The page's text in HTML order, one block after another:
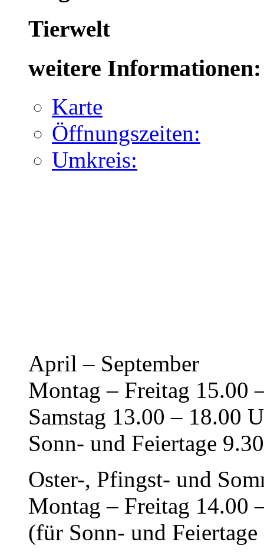
Tierwelt
weitere Informationen:
Karte
Öffnungszeiten:
Umkreis:
April – September
Montag – Freitag 15.00
Samstag 13.00 – 18.00
Sonn- und Feiertage
Oster-, Pfingst- und
Montag – Freitag 14.00
(für Sonn- und